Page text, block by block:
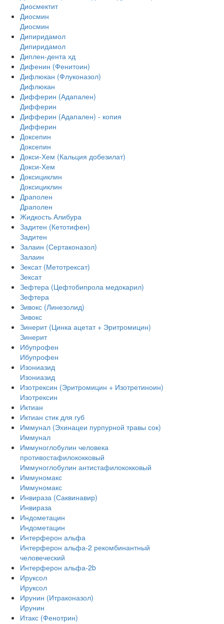
Диосмектит
Диосмин
Диосмин
Дипиридамол
Дипиридамол
Диплен-дента хд
Дифенин (Фенитоин)
Дифлюкан (Флуконазол)
Дифлюкан
Дифферин (Адапален)
Дифферин
Дифферин (Адапален) - копия
Дифферин
Доксепин
Доксепин
Докси-Хем (Кальция добезилат)
Докси-Хем
Доксициклин
Доксициклин
Драполен
Драполен
Жидкость Алибура
Задитен (Кетотифен)
Задитен
Залаин (Сертаконазол)
Залаин
Зексат (Метотрексат)
Зексат
Зефтера (Цефтобипрола медокарил)
Зефтера
Зивокс (Линезолид)
Зивокс
Зинерит (Цинка ацетат + Эритромицин)
Зинерит
Ибупрофен
Ибупрофен
Изониазид
Изониазид
Изотрексин (Эритромицин + Изотретиноин)
Изотрексин
Иктиан
Иктиан стик для губ
Иммунал (Эхинацеи пурпурной травы сок)
Иммунал
Иммуноглобулин человека
противостафилококковый
Иммуноглобулин антистафилококковый
Иммуномакс
Иммуномакс
Инвираза (Саквинавир)
Инвираза
Индометацин
Индометацин
Интерферон альфа
Интерферон альфа-2 рекомбинантный
человеческий
Интерферон альфа-2b
Ируксол
Ируксол
Ирунин (Итраконазол)
Ирунин
Итакс (Фенотрин)